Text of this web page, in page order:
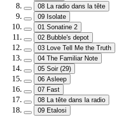
08 La radio dans la tête
09 Isolate
01 Sonatine 2
02 Bubble's depot
03 Love Tell Me the Truth
04 The Familiar Note
05 Soir (29)
06 Asleep
07 Fast
08 La tête dans la radio
09 Etalosi